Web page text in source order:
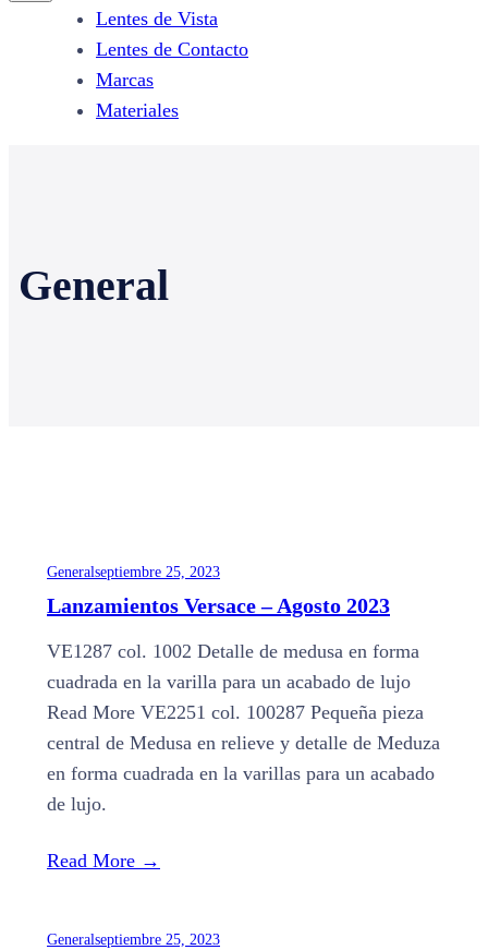
Lentes de Vista
Lentes de Contacto
Marcas
Materiales
General
Generalseptiembre 25, 2023
Lanzamientos Versace – Agosto 2023
VE1287 col. 1002 Detalle de medusa en forma
cuadrada en la varilla para un acabado de lujo
Read More VE2251 col. 100287 Pequeña pieza
central de Medusa en relieve y detalle de Meduza
en forma cuadrada en la varillas para un acabado
de lujo.
Read More →
Generalseptiembre 25, 2023